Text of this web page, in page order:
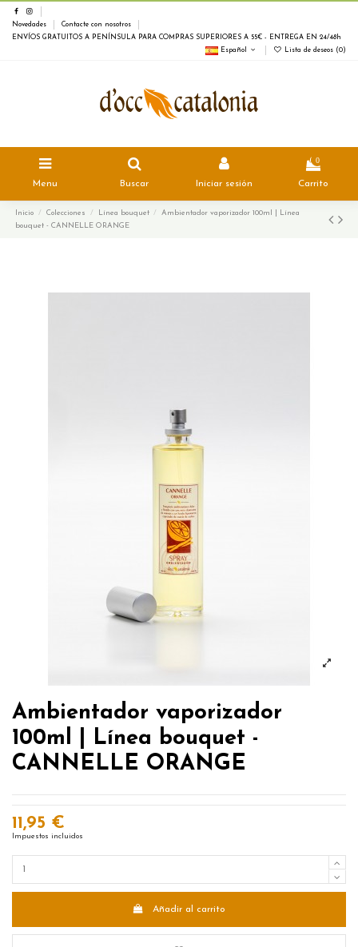
Novedades
Contacte con nosotros
ENVÍOS GRATUITOS A PENÍNSULA PARA COMPRAS SUPERIORES A 55€ - ENTREGA EN 24/48h
Español
Lista de deseos (0)
Menu Buscar Iniciar sesión
0
Carrito
Inicio Colecciones Línea bouquet
Ambientador vaporizador 100ml | Línea
bouquet - CANNELLE ORANGE
Ambientador vaporizador
100ml | Línea bouquet -
CANNELLE ORANGE
11,95 €
Impuestos incluidos
Añadir al carrito